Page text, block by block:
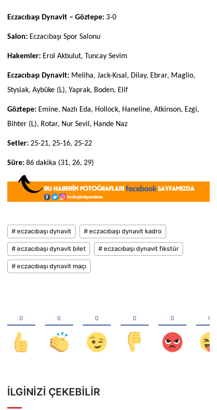
Eczacıbaşı Dynavit – Göztepe: 3-0
Salon: Eczacıbaşı Spor Salonu
Hakemler: Erol Akbulut, Tuncay Sevim
Eczacıbaşı Dynavit: Meliha, Jack-Kısal, Dilay, Ebrar, Maglio,
Stysiak, Aybüke (L), Yaprak, Boden, Elif
Göztepe: Emine, Nazlı Eda, Hollock, Haneline, Atkinson, Ezgi,
Bihter (L), Rotar, Nur Sevil, Hande Naz
Setler: 25-21, 25-16, 25-22
Süre: 86 dakika (31, 26, 29)
# eczacıbaşı dynavit # eczacıbaşı dynavit kadro
# eczacıbaşı dynavit bilet # eczacıbaşı dynavit fikstür
# eczacıbaşı dynavit maçı
İLGINIZI ÇEKEBILIR